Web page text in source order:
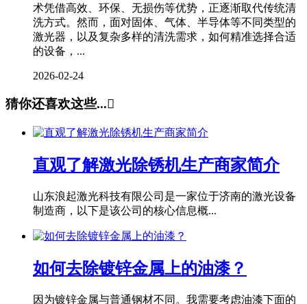
术凭借高效、环保、无损伤等优势，正逐渐取代传统清
洗方式。然而，面对固体、气体、半导体等不同类型的
激光器，以及复杂多样的清洗需求，如何精准选择合适
的设备，...
2026-02-24
猜你还喜欢这些...
直观了解激光除锈机生产商家简介
山东浪起激光科技有限公司是一家位于济南的激光设备
制造商，以下是该公司的核心信息概...
如何去除镀锌金属上的油漆？
因为镀锌金属与普通钢材不同。我需要考虑油漆下面的